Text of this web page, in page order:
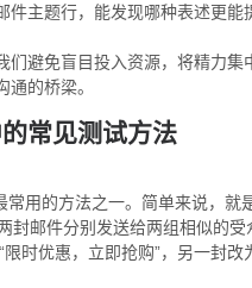
件主题行，能发现哪种表述更
们避免盲目投入资源，将精力
的桥梁。
常见测试方法
用的方法之一。简单来说，就
封邮件分别发送给两组相似的
限时优惠，立即抢购”，另一封